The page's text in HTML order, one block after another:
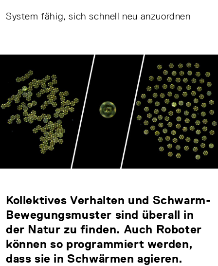
System fähig, sich schnell neu anzuordnen
Kollektives Verhalten und Schwarm-
Bewegungsmuster sind überall in
der Natur zu finden. Auch Roboter
können so programmiert werden,
dass sie in Schwärmen agieren.